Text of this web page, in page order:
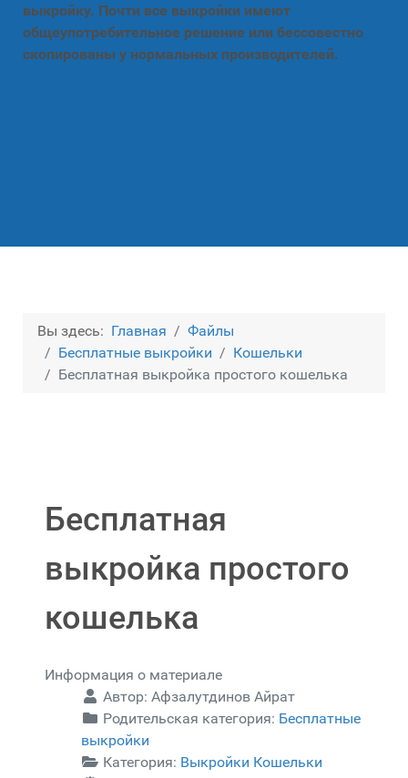
выкройку. Почти все выкройки имеют
общеупотребительное решение или бессовестно
скопированы у нормальных производителей.
Вы здесь: Главная
Файлы
Бесплатные выкройки
Кошельки
Бесплатная выкройка простого кошелька
Бесплатная
выкройка простого
кошелька
Информация о материале
Автор: Афзалутдинов Айрат
Родительская категория: Бесплатные
выкройки
Категория: Выкройки Кошельки